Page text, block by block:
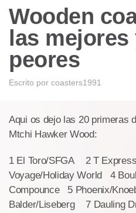
Wooden
las
peores
Escrito por coasters1991
Aqui os dejo las 20 primeras
Mtchi Hawker Wood:
1 El Toro/SFGA 2 T
Voyage/Holiday World 4
Compounce 5
Balder/Liseberg 7 Dauling